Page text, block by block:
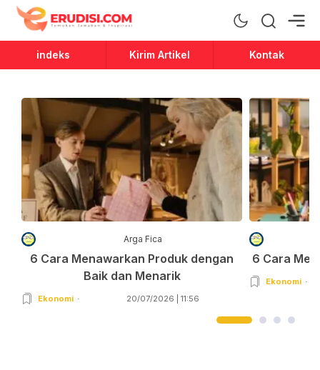
Erudisi
Temukan Jawaban dan Inspirasi
indeks Kirim Artikel Kontak
Arga Fica
6 Cara Menawarkan Produk dengan
Baik dan Menarik
Ekonomi 20/07/2026 | 11:56
6 Cara
Ekonomi